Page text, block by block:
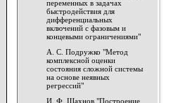
переменных в задачах
быстродействия для
дифференциальных
включений с фазовым и
концевыми ограничениями"
А. С. Подружко "Метод
комплексной оценки
состояния сложной системы
на основе неявных
регрессий"
И. Ф. Шахнов "Построение